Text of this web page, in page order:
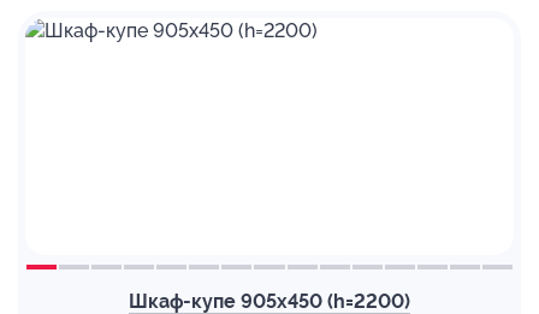
Шкаф-купе 905х450 (h=2200)